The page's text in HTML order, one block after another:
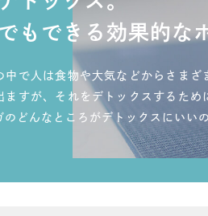
もできる効果的な
中で人は食物や大気などからさま
ますが、それをデトックスするた
のどんなところがデトックスにい